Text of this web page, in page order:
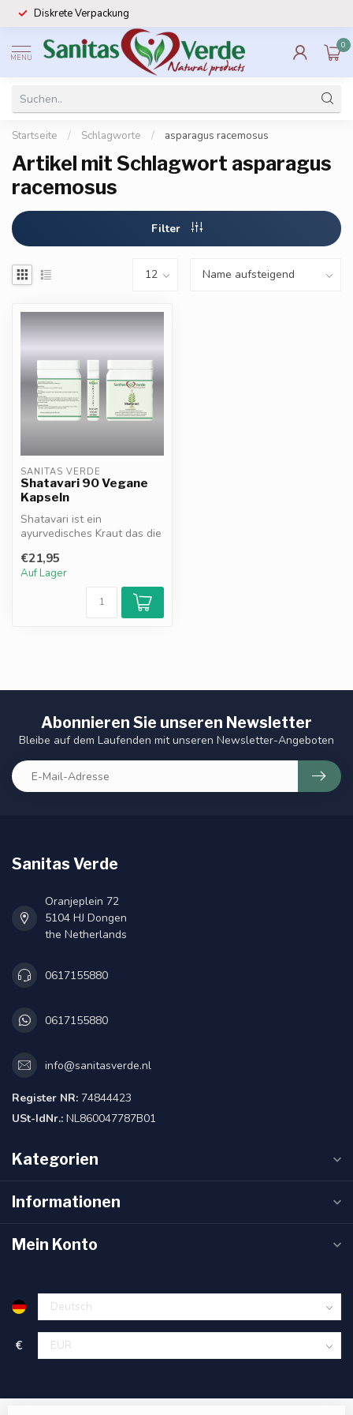
Diskrete Verpackung
MENU
0
Startseite / Schlagworte / asparagus racemosus
Artikel mit Schlagwort asparagus
racemosus
Filter
SANITAS VERDE
Shatavari 90 Vegane
Kapseln
Shatavari ist ein
ayurvedisches Kraut das die
Balance unte...
€21,95
Auf Lager
Abonnieren Sie unseren Newsletter
Bleibe auf dem Laufenden mit unseren Newsletter-Angeboten
Sanitas Verde
Oranjeplein 72
5104 HJ Dongen
the Netherlands
0617155880
0617155880
info@sanitasverde.nl
Register NR: 74844423
USt-IdNr.: NL860047787B01
Kategorien
Informationen
Mein Konto
€